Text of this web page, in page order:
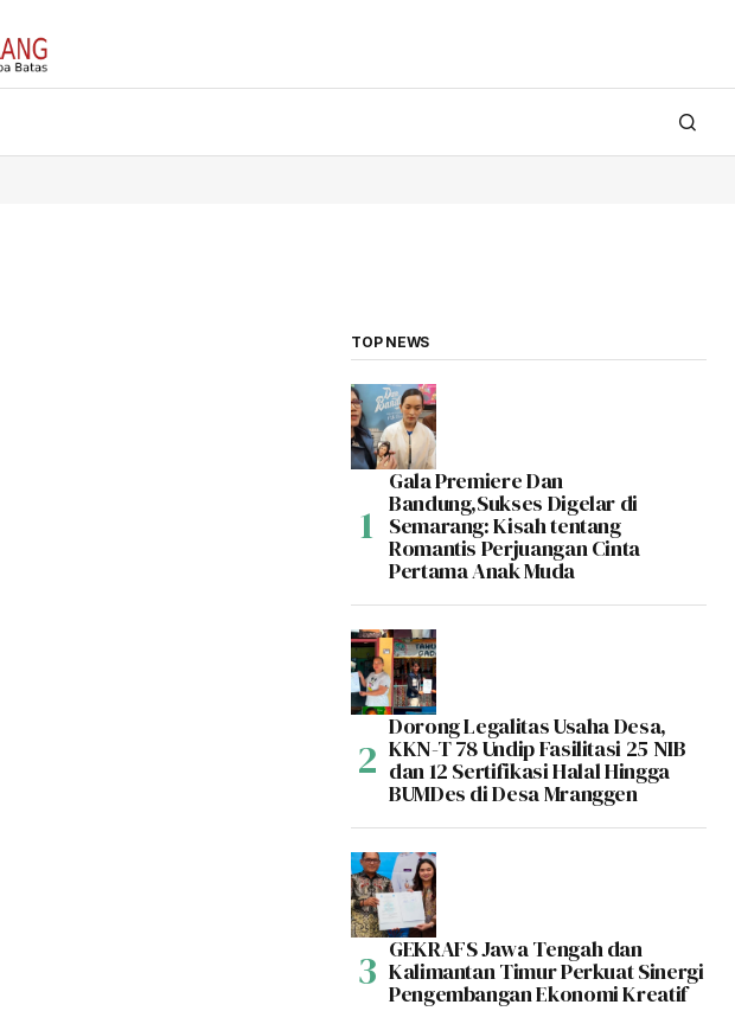
TOP NEWS
Gala Premiere Dan
Bandung,Sukses Digelar di
Semarang: Kisah tentang
Romantis Perjuangan Cinta
Pertama Anak Muda
Dorong Legalitas Usaha Desa,
KKN-T 78 Undip Fasilitasi 25 NIB
dan 12 Sertifikasi Halal Hingga
BUMDes di Desa Mranggen
GEKRAFS Jawa Tengah dan
Kalimantan Timur Perkuat Sinergi
Pengembangan Ekonomi Kreatif